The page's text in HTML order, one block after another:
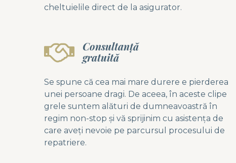
cheltuielile direct de la asigurator.
Consultanță
gratuită
Se spune că cea mai mare durere e pierderea
unei persoane dragi. De aceea, în aceste clipe
grele suntem alături de dumneavoastră în
regim non-stop și vă sprijinim cu asistența de
care aveți nevoie pe parcursul procesului de
repatriere.